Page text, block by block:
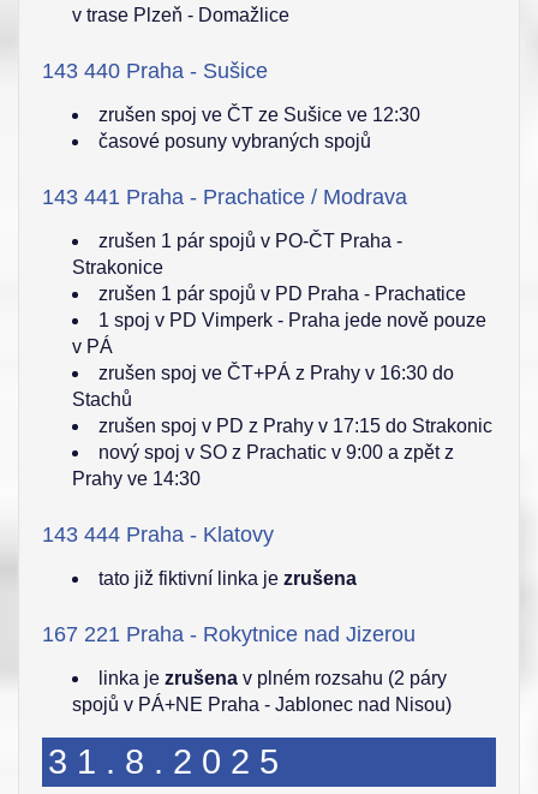
v trase Plzeň - Domažlice
143 440 Praha - Sušice
zrušen spoj ve ČT ze Sušice ve 12:30
časové posuny vybraných spojů
143 441 Praha - Prachatice / Modrava
zrušen 1 pár spojů v PO-ČT Praha -
Strakonice
zrušen 1 pár spojů v PD Praha - Prachatice
1 spoj v PD Vimperk - Praha jede nově pouze
v PÁ
zrušen spoj ve ČT+PÁ z Prahy v 16:30 do
Stachů
zrušen spoj v PD z Prahy v 17:15 do Strakonic
nový spoj v SO z Prachatic v 9:00 a zpět z
Prahy ve 14:30
143 444 Praha - Klatovy
tato již fiktivní linka je zrušena
167 221 Praha - Rokytnice nad Jizerou
linka je zrušena v plném rozsahu (2 páry
spojů v PÁ+NE Praha - Jablonec nad Nisou)
31.8.2025